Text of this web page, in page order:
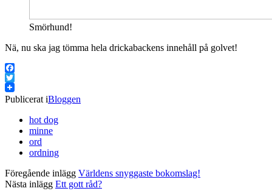
Smörhund!
Nä, nu ska jag tömma hela drickabackens innehåll på golvet!
Facebook
Twitter
Publicerat iBloggen
hot dog
minne
ord
ordning
Föregående inlägg Världens snyggaste bokomslag!
Nästa inlägg Ett gott råd?